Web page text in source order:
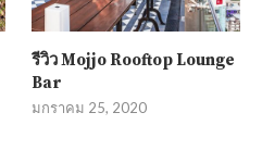
รีวิว Mojjo Rooftop Lounge
Bar
มกราคม 25, 2020